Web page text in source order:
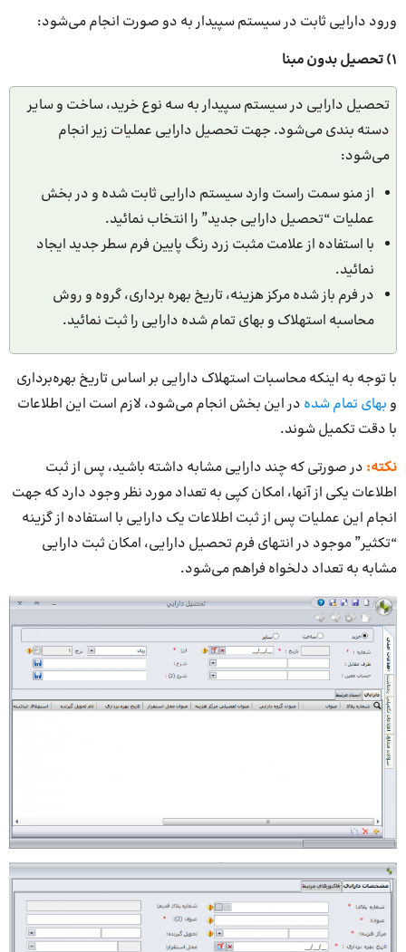
ورود دارایی ثابت در سیستم سپیدار به دو صورت انجام می‌شود:
1) تحصیل بدون مبنا
تحصیل دارایی در سیستم سپیدار به سه نوع خرید، ساخت و سایر
دسته بندی می‌شود. جهت تحصیل دارایی عملیات زیر انجام
می‌شود:
از منو سمت راست وارد سیستم دارایی ثابت شده و در بخش
عملیات “تحصیل دارایی جدید” را انتخاب نمائید.
با استفاده از علامت مثبت زرد رنگ پایین فرم سطر جدید ایجاد
نمائید.
در فرم باز شده مرکز هزینه، تاریخ بهره برداری، گروه و روش
محاسبه استهلاک و بهای تمام شده دارایی را ثبت نمائید.
با توجه به اینکه محاسبات استهلاک دارایی بر اساس تاریخ بهره‌برداری
وبهای تمام شده در این بخش انجام می‌شود، لازم است این اطلاعات
با دقت تکمیل شوند.
نکته: در صورتی که چند دارایی مشابه داشته باشید، پس از ثبت
اطلاعات یکی از آنها، امکان کپی به تعداد مورد نظر وجود دارد که جهت
انجام این عملیات پس از ثبت اطلاعات یک دارایی با استفاده از گزینه
“تکثیر” موجود در انتهای فرم تحصیل دارایی، امکان ثبت دارایی
مشابه به تعداد دلخواه فراهم می‌شود.